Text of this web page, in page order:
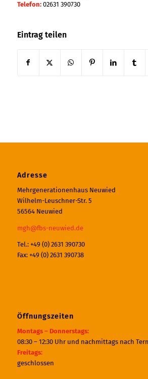
Telefon:02631 390730
Eintrag teilen
Adresse
Mehrgenerationenhaus Neuwied
Wilhelm-Leuschner-Str. 5
56564 Neuwied
mgh@fbs-neuwied.de
Tel.: +49 (0) 2631 390730
Fax: +49 (0) 2631 390738
Öffnungszeiten
Montags – Donnerstags:
08:30 – 12:30 Uhr und nachmittags nach
Freitags:
geschlossen